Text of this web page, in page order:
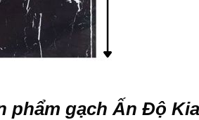
phẩm gạch Ấn Độ